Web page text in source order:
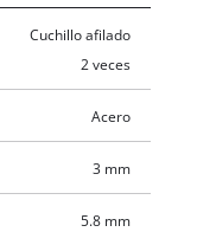
de cuchillas
llave para apretar
Cuchillo afilado
2 veces
Acero
3 mm
5.8 mm